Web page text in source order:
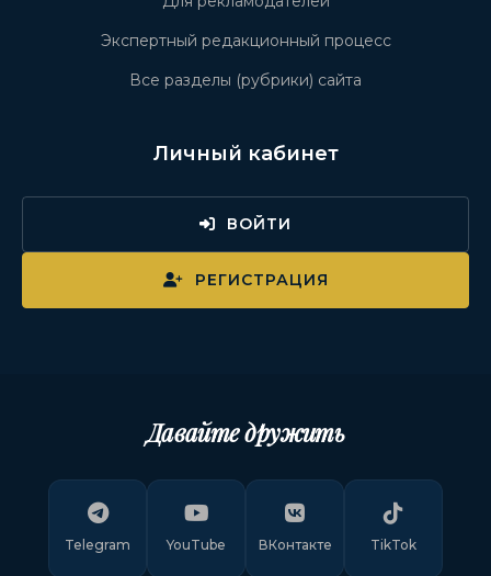
Экспертный редакционный процесс
Все разделы (рубрики) сайта
Личный кабинет
ВОЙТИ
РЕГИСТРАЦИЯ
Давайте дружить
Telegram YouTube ВКонтакте TikTok